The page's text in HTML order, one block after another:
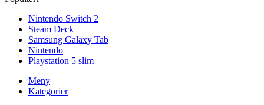
Nintendo Switch 2
Steam Deck
Samsung Galaxy Tab
Nintendo
Playstation 5 slim
Meny
Kategorier